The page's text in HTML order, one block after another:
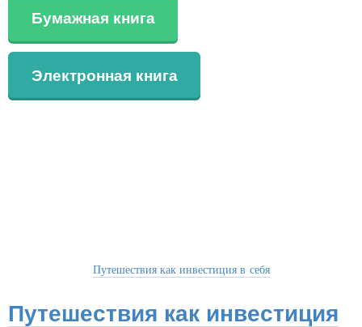
Бумажная книга
Электронная книга
Путешествия как инвестиция в себя
Путешествия как инвестиция